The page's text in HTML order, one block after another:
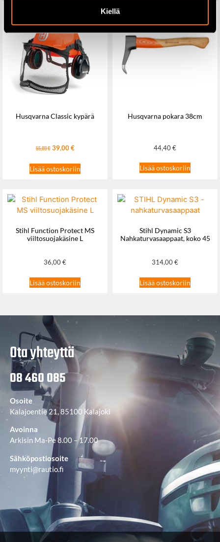
Kiellä
Husqvarna Classic kypärä
55,00€ 39,00€
Lisää ostoskoriin
Husqvarna pokara 38cm
44,40€
Lisää ostoskoriin
Stihl Function Protect MS
viiltosuojakäsine L
36,00€
Lisää ostoskoriin
Stihl Dynamic S3
Nahkaturvasaappaat, koko 45
314,00€
Lisää ostoskoriin
Ota yhteyttä
08 460 085
Osoite
Kalajoentie 21, 85100 Kalajoki
Avoinna
Arkisin Ma-Pe 8.00 – 17.00
Sähköpostiosoite
myynti@rautio.fi